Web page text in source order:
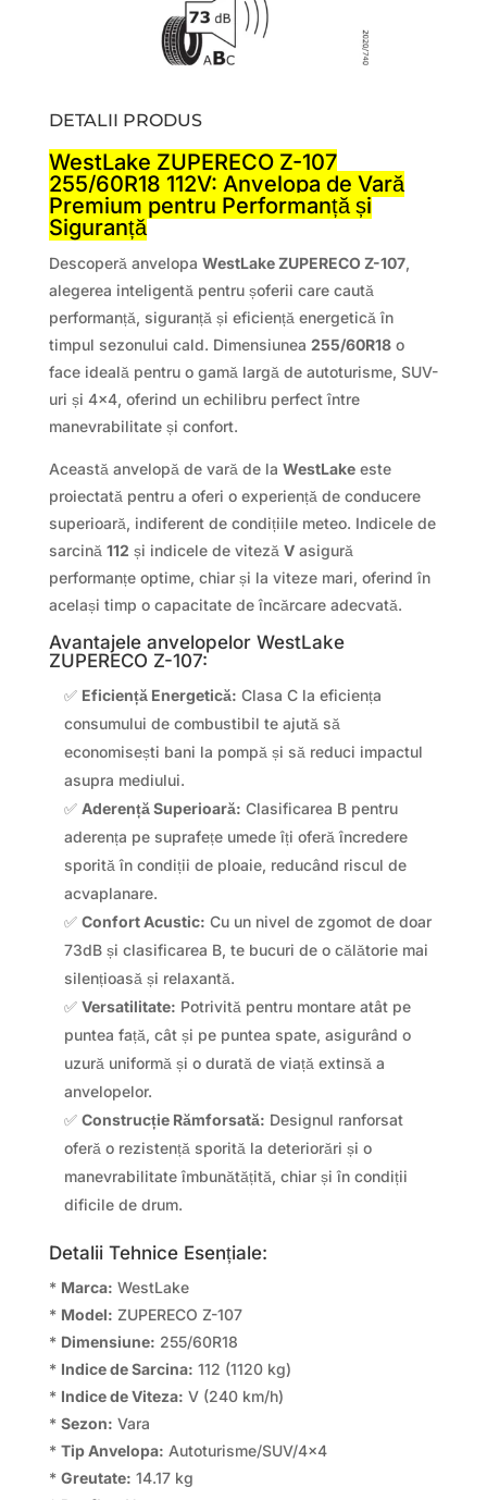
DETALII PRODUS
WestLake ZUPERECO Z-107
255/60R18 112V: Anvelopa de Vară
Premium pentru Performanță și
Siguranță
Descoperă anvelopa WestLake ZUPERECO Z-107,
alegerea inteligentă pentru șoferii care caută
performanță, siguranță și eficiență energetică în
timpul sezonului cald. Dimensiunea 255/60R18o
face ideală pentru o gamă largă de autoturisme, SUV-
uri și 4×4, oferind un echilibru perfect între
manevrabilitate și confort.
Această anvelopă de vară de la WestLakeeste
proiectată pentru a oferi o experiență de conducere
superioară, indiferent de condițiile meteo. Indicele de
sarcină 112 și indicele de viteză Vasigură
performanțe optime, chiar și la viteze mari, oferind în
același timp o capacitate de încărcare adecvată.
Avantajele anvelopelor WestLake
ZUPERECO Z-107:
✅ Eficiență Energetică: Clasa C la eficiența
consumului de combustibil te ajută să
economisești bani la pompă și să reduci impactul
asupra mediului.
✅ Aderență Superioară: Clasificarea B pentru
aderența pe suprafețe umede îți oferă încredere
sporită în condiții de ploaie, reducând riscul de
acvaplanare.
✅ Confort Acustic: Cu un nivel de zgomot de doar
73dB și clasificarea B, te bucuri de o călătorie mai
silențioasă și relaxantă.
✅ Versatilitate: Potrivită pentru montare atât pe
puntea față, cât și pe puntea spate, asigurând o
uzură uniformă și o durată de viață extinsă a
anvelopelor.
✅ Construcție Rămforsată: Designul ranforsat
oferă o rezistență sporită la deteriorări și o
manevrabilitate îmbunătățită, chiar și în condiții
dificile de drum.
Detalii Tehnice Esențiale:
* Marca: WestLake
* Model: ZUPERECO Z-107
* Dimensiune: 255/60R18
* Indice de Sarcina: 112 (1120 kg)
* Indice de Viteza: V (240 km/h)
* Sezon: Vara
* Tip Anvelopa: Autoturisme/SUV/4×4
* Greutate: 14.17 kg